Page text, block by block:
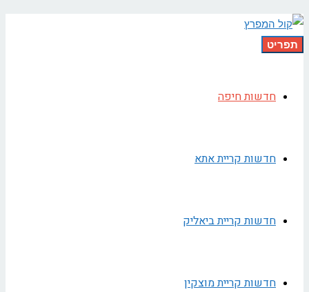
תפריט
חדשות חיפה
חדשות קריית אתא
חדשות קריית ביאליק
חדשות קריית מוצקין